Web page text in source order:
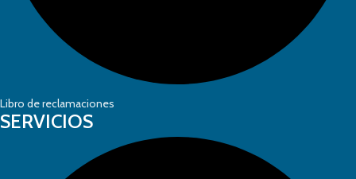
Libro de reclamaciones
SERVICIOS